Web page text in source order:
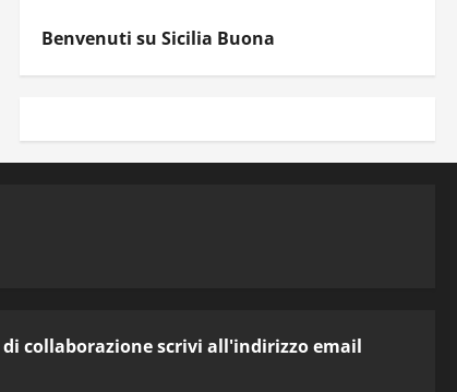
Benvenuti su Sicilia Buona
collaborazione scrivi all'indirizzo email